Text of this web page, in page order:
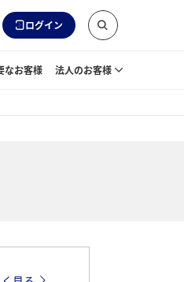
ログイン
なお客様 法人のお客様